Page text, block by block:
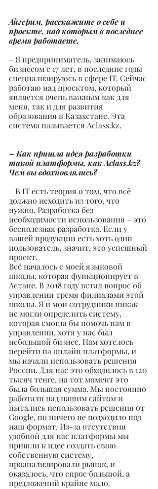
Айгерим, расскажите о себе и
проекте, над которым в последнее
время работаете.
– Я предприниматель, занимаюсь
бизнесом с 17 лет, в последние годы
специализируюсь в сфере IT. Сейчас
работаю над проектом, который
является очень важным как для
меня, так и для развития
образования в Казахстане. Эта
система называется Aclass.kz.
– Как пришла идея разработки
такой платформы, как Aclass.kz?
Чем вы вдохновлялись?
– В IT есть теория о том, что всё
должно исходить из того, что
нужно. Разработка без
необходимости использования – это
бесполезная разработка. Если у
вашей продукции есть хоть один
пользователь, значит, это успешный
проект.
Всё началось с моей языковой
школы, которая функционирует в
Астане. В 2018 году встал вопрос об
управлении тремя филиалами этой
школы. Я и мои сотрудники никак
не могли определить систему,
которая смогла бы помочь нам в
управлении, хотя у нас был
небольшой бизнес. Нам хотелось
перейти на онлайн платформы, и
мы начали использовать решения
России. Для нас это обходилось в 120
тысяч тенге, на тот момент это
была большая сумма. Мы постоянно
работали над нашим сайтом и
пытались использовать решения от
Google, но ничего не подходило под
наш формат. Из-за отсутствия
удобной для нас платформы мы
пришли к идее создать свою
собственную систему,
проанализировали рынок, и
оказалось, что спрос большой, а
предложений крайне мало.